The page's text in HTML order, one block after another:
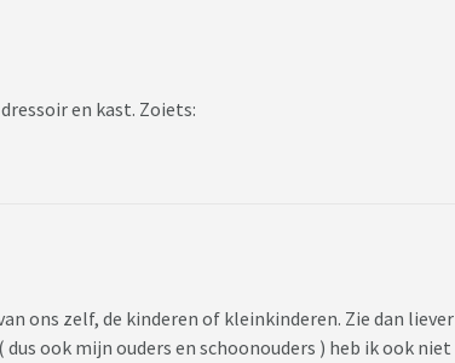
en kast. Zoiets:
ons zelf, de kinderen of kleinkinderen. Zie dan liever
ook mijn ouders en schoonouders ) heb ik ook niet